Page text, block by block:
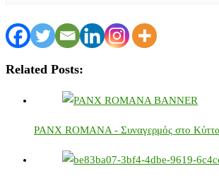
Related Posts:
PANX ROMANA - Συναγερμός στο